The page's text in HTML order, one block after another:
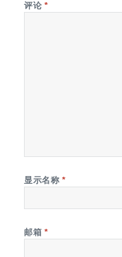
评论 *
显示名称 *
邮箱 *